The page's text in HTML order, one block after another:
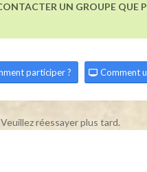
UN GROUPE QUE
participer ? Comment
réessayer plus tard.